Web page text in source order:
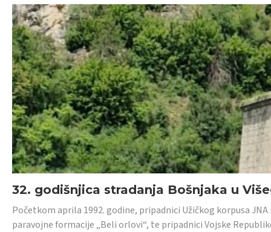
32. godišnjica stradanja Bošnjaka u
Početkom aprila 1992. godine, pripadnici Užičkog korpusa
paravojne formacije „Beli orlovi“, te pripadnici Vojske